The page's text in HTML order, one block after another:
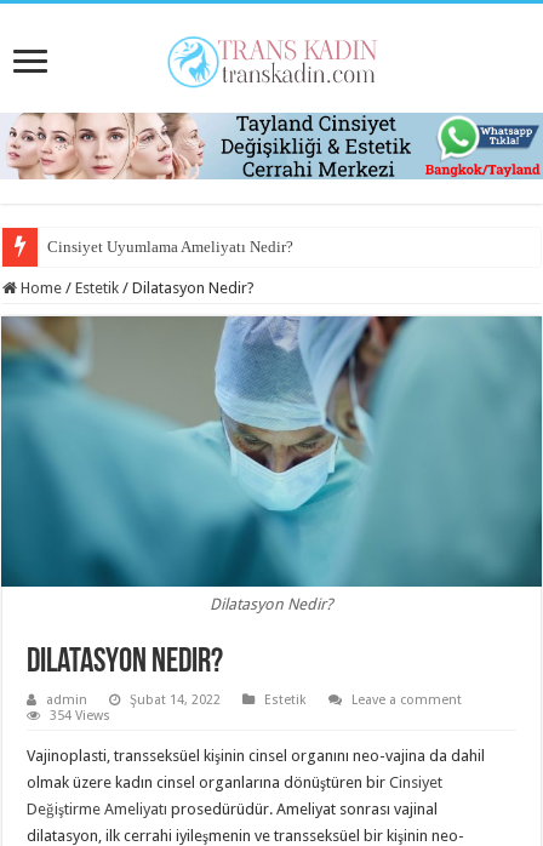
Cinsiyet Uyumlama Ameliyatı Nedir?
Home / Estetik / Dilatasyon Nedir?
Dilatasyon Nedir?
Dilatasyon Nedir?
admin Şubat 14, 2022 Estetik
Leave a comment
354 Views
Vajinoplasti, transseksüel kişinin cinsel organını neo-vajina da dahil
olmak üzere kadın cinsel organlarına dönüştüren birCinsiyet
Değiştirme Ameliyatı prosedürüdür. Ameliyat sonrası vajinal
dilatasyon, ilk cerrahi iyileşmenin ve transseksüel bir kişinin neo-